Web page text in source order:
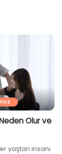
Olur ve
yaştan insanı